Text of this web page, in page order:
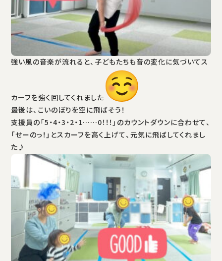
強い風の音楽が流れると、子どもたちも音の変化に気づいてス
カーフを強く回してくれました
最後は、こいのぼりを空に飛ばそう！
支援員の「5・4・3・2・1……0！！！」のカウントダウンに合わせて、
「せーのっ！」とスカーフを高く上げて、元気に飛ばしてくれまし
た♪